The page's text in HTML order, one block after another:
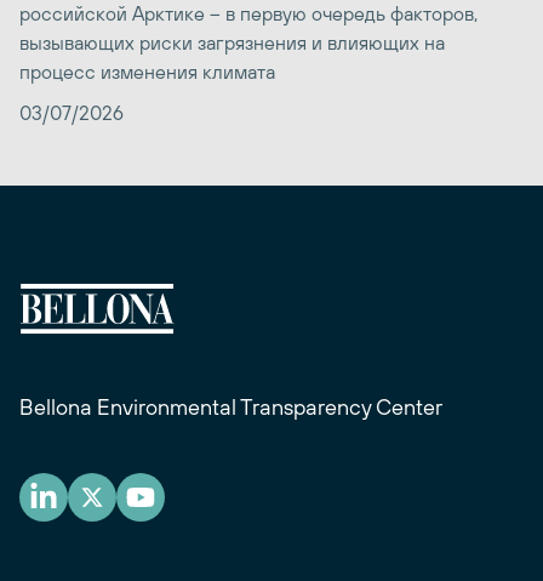
российской Арктике – в первую очередь факторов,
вызывающих риски загрязнения и влияющих на
процесс изменения климата
03/07/2026
Bellona Environmental Transparency Center